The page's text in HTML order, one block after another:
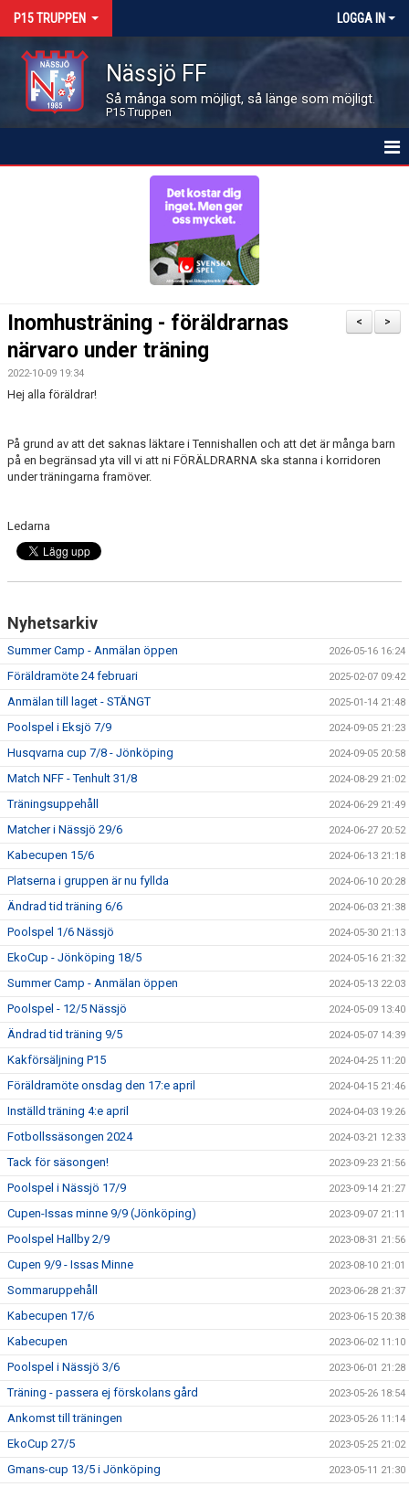
P15 TRUPPEN LOGGA IN
Nässjö FF
Så många som möjligt, så länge som möjligt.
P15 Truppen
LEDARE OCH SPELARE
BILDGALLERI
INFO TRÄNINGSGRUPPEN
>
<
Inomhusträning - föräldrarnas
närvaro under träning
2022-10-09 19:34
Hej alla föräldrar!
På grund av att det saknas läktare i Tennishallen och att det är många barn
på en begränsad yta vill vi att ni FÖRÄLDRARNA ska stanna i korridoren
under träningarna framöver.
Ledarna
Nyhetsarkiv
Summer Camp - Anmälan öppen 2026-05-16 16:24
Föräldramöte 24 februari 2025-02-07 09:42
Anmälan till laget - STÄNGT 2025-01-14 21:48
Poolspel i Eksjö 7/9 2024-09-05 21:23
Husqvarna cup 7/8 - Jönköping 2024-09-05 20:58
Match NFF - Tenhult 31/8 2024-08-29 21:02
Träningsuppehåll 2024-06-29 21:49
Matcher i Nässjö 29/6 2024-06-27 20:52
Kabecupen 15/6 2024-06-13 21:18
Platserna i gruppen är nu fyllda 2024-06-10 20:28
Ändrad tid träning 6/6 2024-06-03 21:38
Poolspel 1/6 Nässjö 2024-05-30 21:13
EkoCup - Jönköping 18/5 2024-05-16 21:32
Summer Camp - Anmälan öppen 2024-05-13 22:03
Poolspel - 12/5 Nässjö 2024-05-09 13:40
Ändrad tid träning 9/5 2024-05-07 14:39
Kakförsäljning P15 2024-04-25 11:20
Föräldramöte onsdag den 17:e april 2024-04-15 21:46
Inställd träning 4:e april 2024-04-03 19:26
Fotbollssäsongen 2024 2024-03-21 12:33
Tack för säsongen! 2023-09-23 21:56
Poolspel i Nässjö 17/9 2023-09-14 21:27
Cupen-Issas minne 9/9 (Jönköping) 2023-09-07 21:11
Poolspel Hallby 2/9 2023-08-31 21:56
Cupen 9/9 - Issas Minne 2023-08-10 21:01
Sommaruppehåll 2023-06-28 21:37
Kabecupen 17/6 2023-06-15 20:38
Kabecupen 2023-06-02 11:10
Poolspel i Nässjö 3/6 2023-06-01 21:28
Träning - passera ej förskolans gård 2023-05-26 18:54
Ankomst till träningen 2023-05-26 11:14
EkoCup 27/5 2023-05-25 21:02
Gmans-cup 13/5 i Jönköping 2023-05-11 21:30